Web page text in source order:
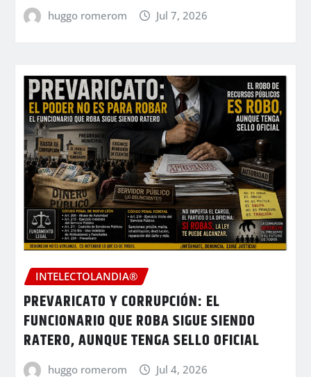
huggo romerom Jul 7, 2026
INTELECTOLANDIA®
PREVARICATO Y CORRUPCIÓN: EL
FUNCIONARIO QUE ROBA SIGUE SIENDO
RATERO, AUNQUE TENGA SELLO OFICIAL
huggo romerom Jul 4, 2026